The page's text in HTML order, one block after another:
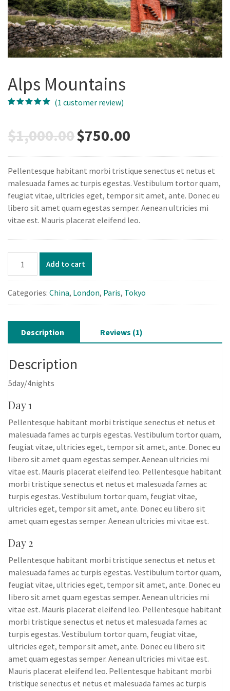
Alps Mountains
customer
rating
(1 customer review)
$1,000.00$750.00
Pellentesque habitant morbi tristique senectus et netus et
malesuada fames ac turpis egestas. Vestibulum tortor quam,
feugiat vitae, ultricies eget, tempor sit amet, ante. Donec eu
libero sit amet quam egestas semper. Aenean ultricies mi
vitae est. Mauris placerat eleifend leo.
Mountains
quantity
Add to cart
Categories: China, London, Paris, Tokyo
Description Reviews (1)
Description
5day/4nights
Day 1
Pellentesque habitant morbi tristique senectus et netus et
malesuada fames ac turpis egestas. Vestibulum tortor quam,
feugiat vitae, ultricies eget, tempor sit amet, ante. Donec eu
libero sit amet quam egestas semper. Aenean ultricies mi
vitae est. Mauris placerat eleifend leo. Pellentesque habitant
morbi tristique senectus et netus et malesuada fames ac
turpis egestas. Vestibulum tortor quam, feugiat vitae,
ultricies eget, tempor sit amet, ante. Donec eu libero sit
amet quam egestas semper. Aenean ultricies mi vitae est.
Day 2
Pellentesque habitant morbi tristique senectus et netus et
malesuada fames ac turpis egestas. Vestibulum tortor quam,
feugiat vitae, ultricies eget, tempor sit amet, ante. Donec eu
libero sit amet quam egestas semper. Aenean ultricies mi
vitae est. Mauris placerat eleifend leo. Pellentesque habitant
morbi tristique senectus et netus et malesuada fames ac
turpis egestas. Vestibulum tortor quam, feugiat vitae,
ultricies eget, tempor sit amet, ante. Donec eu libero sit
amet quam egestas semper. Aenean ultricies mi vitae est.
Mauris placerat eleifend leo. Pellentesque habitant morbi
tristique senectus et netus et malesuada fames ac turpis